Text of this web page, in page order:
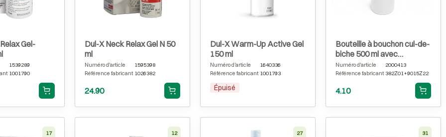
Gel-
1539289
1001790
Dul-X Neck Relax Gel N 50
ml
Numéro d'article
1595398
Référence fabricant 1026382
24.90
Dul-X Warm-Up Active Gel
150 ml
Numéro d'article
1640336
Référence fabricant 1001793
Épuisé
Bouteille à bouchon cul-de-
biche 500 ml avec
distributeur blanc
Numéro d'article
2000413
Référence fabricant 382Z01+9015Z22
4.10
17 12 27 31